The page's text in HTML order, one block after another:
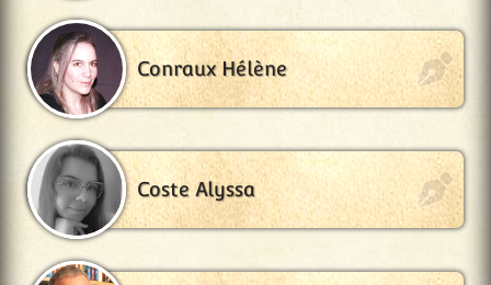
Conraux Hélène
Coste Alyssa